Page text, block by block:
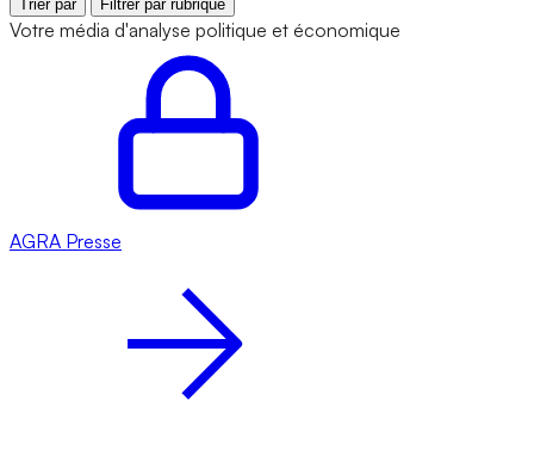
Trier par Filtrer par rubrique
Votre média d'analyse politique et économique
AGRA Presse